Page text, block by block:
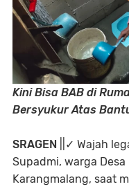
Kini Bisa BAB di
Bersyukur Atas
SRAGEN ||✓ Wajah
Supadmi, warga
Karangmalang, saat